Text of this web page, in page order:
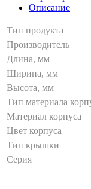
Описание
Тип продукта
Производитель
Длина, мм
Ширина, мм
Высота, мм
Тип материала
Материал корпуса
Цвет корпуса
Тип крышки
Серия